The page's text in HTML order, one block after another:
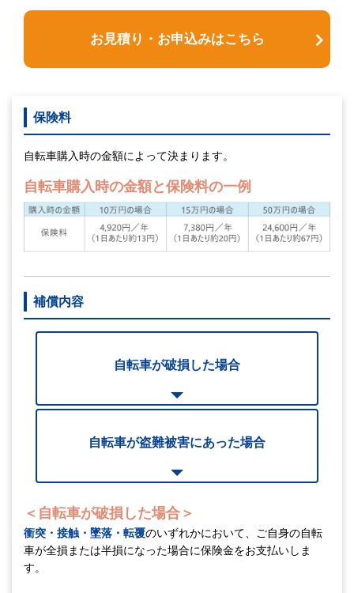
お見積り・お申込みはこちら
保険料
自転車購入時の金額によって決まります。
自転車購入時の金額と保険料の一例
補償内容
自転車が破損した場合
自転車が盗難被害にあった場合
＜自転車が破損した場合＞
衝突・接触・墜落・転覆のいずれかにおいて、
ご自身の自転
車が全損または半損になった場合に保険金をお支払いしま
す。